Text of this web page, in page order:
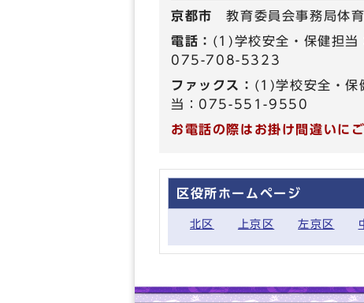
京都市教育委員会事務局体
電話： (1)学校安全・保健担
075-708-5323
ファックス： (1)学校安全・
当：075-551-9550
お電話の際はお掛け間違いに
区役所ホームページ
北区 上京区 左京区